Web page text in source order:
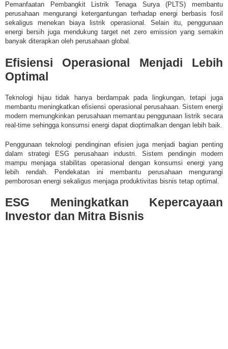
Pemanfaatan Pembangkit Listrik Tenaga Surya (PLTS) membantu
perusahaan mengurangi ketergantungan terhadap energi berbasis fosil
sekaligus menekan biaya listrik operasional. Selain itu, penggunaan
energi bersih juga mendukung target net zero emission yang semakin
banyak diterapkan oleh perusahaan global.
Efisiensi Operasional Menjadi Lebih
Optimal
Teknologi hijau tidak hanya berdampak pada lingkungan, tetapi juga
membantu meningkatkan efisiensi operasional perusahaan. Sistem energi
modern memungkinkan perusahaan memantau penggunaan listrik secara
real-time sehingga konsumsi energi dapat dioptimalkan dengan lebih baik.
Penggunaan teknologi pendinginan efisien juga menjadi bagian penting
dalam strategi ESG perusahaan industri. Sistem pendingin modern
mampu menjaga stabilitas operasional dengan konsumsi energi yang
lebih rendah. Pendekatan ini membantu perusahaan mengurangi
pemborosan energi sekaligus menjaga produktivitas bisnis tetap optimal.
ESG Meningkatkan Kepercayaan
Investor dan Mitra Bisnis